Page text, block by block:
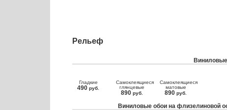
Рельеф
Гладкие
490 руб.
Самоклеящиеся
глянцевые
890 руб.
Самоклеящиеся
матовые
890 руб.
Виниловые обои на флизелиновой